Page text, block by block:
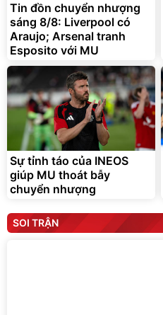
Tin đồn chuyển nhượng
sáng 8/8: Liverpool có
Araujo; Arsenal tranh
Esposito với MU
Sự tỉnh táo của INEOS
giúp MU thoát bẫy
chuyển nhượng
SOI TRẬN